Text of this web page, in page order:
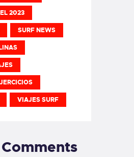
2023
SURF NEWS
VIAJES SURF